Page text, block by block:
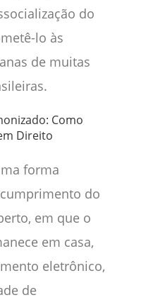
do
lo às
de muitas
Como
Direito
forma
do
em que o
em casa,
eletrônico,
de